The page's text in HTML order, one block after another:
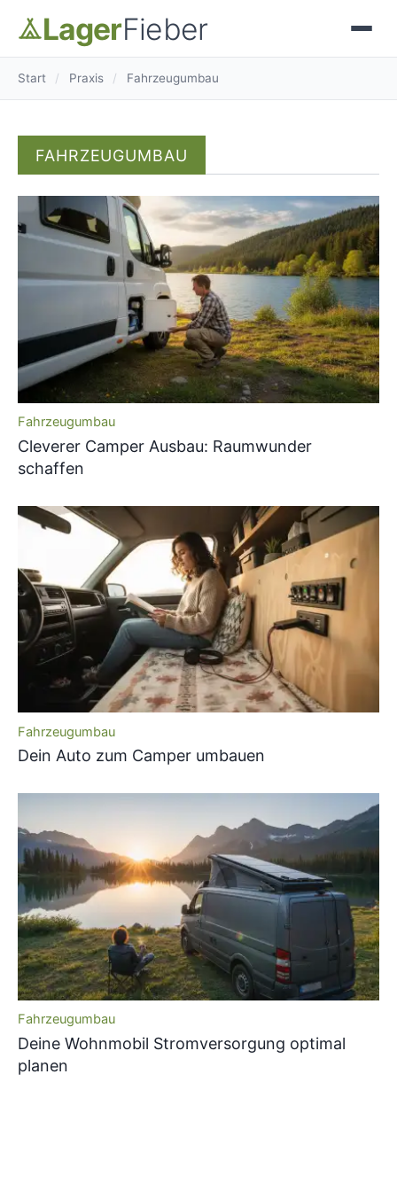
LagerFieber
Start / Praxis / Fahrzeugumbau
FAHRZEUGUMBAU
Fahrzeugumbau
Cleverer Camper Ausbau: Raumwunder
schaffen
Fahrzeugumbau
Dein Auto zum Camper umbauen
Fahrzeugumbau
Deine Wohnmobil Stromversorgung optimal
planen